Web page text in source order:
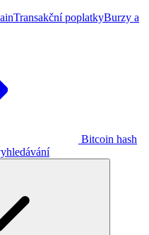
Transakční poplatkyBurzy a
Bitcoin hash